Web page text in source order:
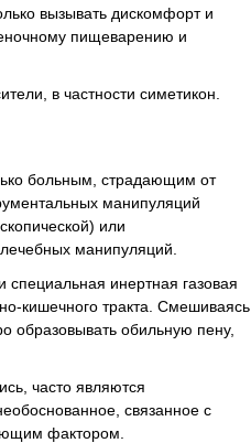
вызывать дискомфорт и
пищеварению и
в частности симетикон.
больным, страдающим от
манипуляций
или
манипуляций.
специальная инертная газовая
кишечного тракта. Смешиваясь
образовывать обильную пену,
часто являются
связанное с
фактором.